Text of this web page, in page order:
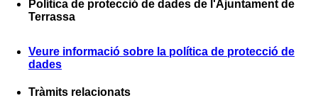
Política de protecció de dades de l'Ajuntament de
Terrassa
Veure informació sobre la política de protecció de
dades
Tràmits relacionats